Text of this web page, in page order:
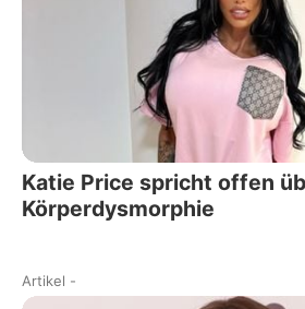
Katie Price spricht offen
Körperdysmorphie
Artikel -